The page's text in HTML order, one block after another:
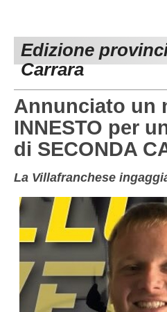
GROSSETO
LIVORNO
LUCCA
MASSA CARRARA
PISA
PISTOIA
PRATO
SIENA
Le iniziative di TOSCANA GOL
Beach soccer
Rappresentative regionali e
FIGC Toscana
Calcio femminile
Calcio a 5
Societa' piu'
Amatori AICS Lucca
NAZIONALI
REGIONALI
Edizione
Carrara
Annunciato un
INNESTO per
di SECONDA
La Villafranchese